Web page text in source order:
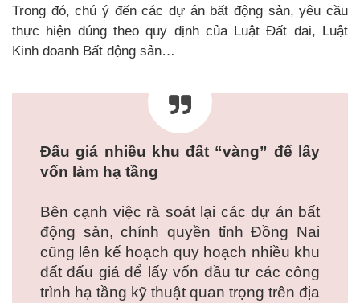
Trong đó, chú ý đến các dự án bất động sản, yêu cầu
thực hiện đúng theo quy định của Luật Đất đai, Luật
Kinh doanh Bất động sản…
Đấu giá nhiều khu đất “vàng” để lấy
vốn làm hạ tầng
Bên cạnh việc rà soát lại các dự án bất
động sản, chính quyền tỉnh Đồng Nai
cũng lên kế hoạch quy hoạch nhiều khu
đất đấu giá để lấy vốn đầu tư các công
trình hạ tầng kỹ thuật quan trọng trên địa